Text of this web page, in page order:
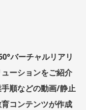
バーチャルリアリ
ーションをご紹介
順などの動画/静止
コンテンツが作成